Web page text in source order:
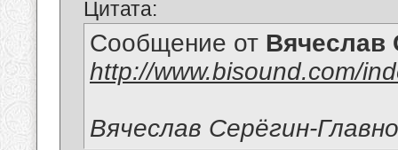
Цитата:
Сообщение от Вячеслав
http://www.bisound.com/
Вячеслав Серёгин-